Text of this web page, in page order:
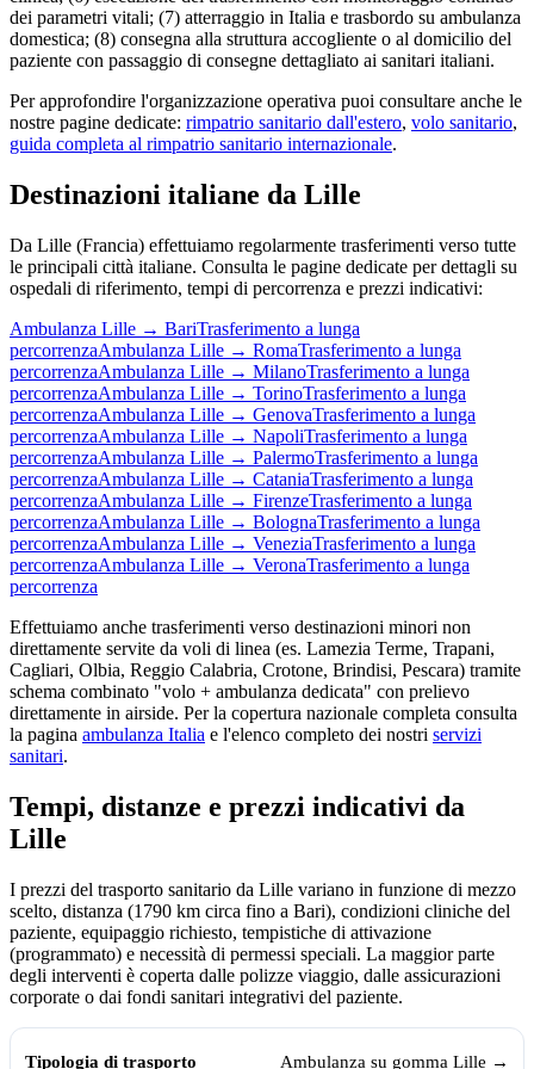
dei parametri vitali; (7) atterraggio in Italia e trasbordo su ambulanza
domestica; (8) consegna alla struttura accogliente o al domicilio del
paziente con passaggio di consegne dettagliato ai sanitari italiani.
Per approfondire l'organizzazione operativa puoi consultare anche le
nostre pagine dedicate: rimpatrio sanitario dall'estero, volo sanitario,
guida completa al rimpatrio sanitario internazionale.
Destinazioni italiane da Lille
Da Lille (Francia) effettuiamo regolarmente trasferimenti verso tutte
le principali città italiane. Consulta le pagine dedicate per dettagli su
ospedali di riferimento, tempi di percorrenza e prezzi indicativi:
Ambulanza Lille → BariTrasferimento a lunga
percorrenzaAmbulanza Lille → RomaTrasferimento a lunga
percorrenzaAmbulanza Lille → MilanoTrasferimento a lunga
percorrenzaAmbulanza Lille → TorinoTrasferimento a lunga
percorrenzaAmbulanza Lille → GenovaTrasferimento a lunga
percorrenzaAmbulanza Lille → NapoliTrasferimento a lunga
percorrenzaAmbulanza Lille → PalermoTrasferimento a lunga
percorrenzaAmbulanza Lille → CataniaTrasferimento a lunga
percorrenzaAmbulanza Lille → FirenzeTrasferimento a lunga
percorrenzaAmbulanza Lille → BolognaTrasferimento a lunga
percorrenzaAmbulanza Lille → VeneziaTrasferimento a lunga
percorrenzaAmbulanza Lille → VeronaTrasferimento a lunga
percorrenza
Effettuiamo anche trasferimenti verso destinazioni minori non
direttamente servite da voli di linea (es. Lamezia Terme, Trapani,
Cagliari, Olbia, Reggio Calabria, Crotone, Brindisi, Pescara) tramite
schema combinato "volo + ambulanza dedicata" con prelievo
direttamente in airside. Per la copertura nazionale completa consulta
la pagina ambulanza Italia e l'elenco completo dei nostri servizi
sanitari.
Tempi, distanze e prezzi indicativi da
Lille
I prezzi del trasporto sanitario da Lille variano in funzione di mezzo
scelto, distanza (1790 km circa fino a Bari), condizioni cliniche del
paziente, equipaggio richiesto, tempistiche di attivazione
(programmato) e necessità di permessi speciali. La maggior parte
degli interventi è coperta dalle polizze viaggio, dalle assicurazioni
corporate o dai fondi sanitari integrativi del paziente.
Tempi, distanze e prezzi indicativi per il trasporto sanitario da
Tipologia di trasporto
Ambulanza su gomma Lille →